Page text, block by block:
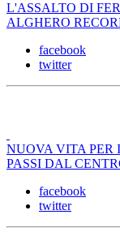
L'ASSALTO DI
ALGHERO
facebook
twitter
NUOVA VITA PER
PASSI DAL
facebook
twitter